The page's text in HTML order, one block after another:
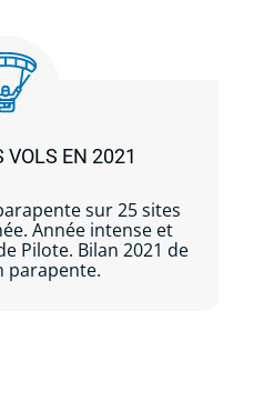
VOLS EN 2021
sur 25 sites
Année intense et
Pilote. Bilan 2021 de
parapente.